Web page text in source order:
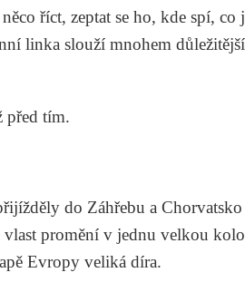
říct, zeptat se ho, kde spí,
linka slouží mnohem
před tím.
do Záhřebu a Chorvatsko
vlast promění v jednu velkou
Evropy veliká díra.